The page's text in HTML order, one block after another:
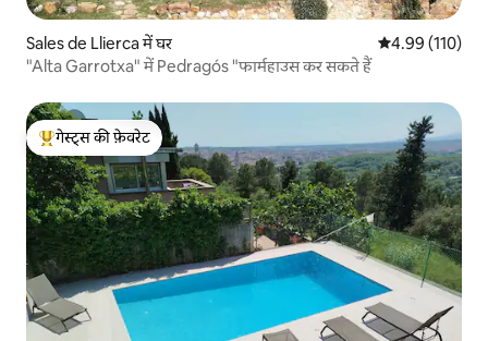
Sales de Llierca में घर औसत रेटिंग 5 में से
4.99 (110)
"Alta Garrotxa" में Pedragós "फार्महाउस कर सकते हैं
गेस्ट्स का टॉप फ़ेवरेट
गेस्ट्स की फ़ेवरेट